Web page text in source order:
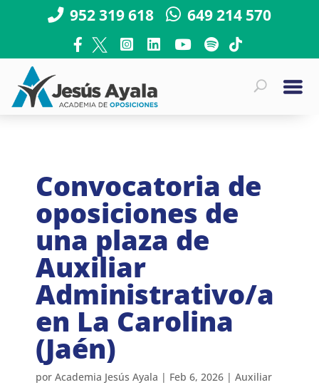
952 319 618 649 214 570
Convocatoria de
oposiciones de
una plaza de
Auxiliar
Administrativo/a
en La Carolina
(Jaén)
porAcademia Jesús Ayala | Feb 6, 2026 |Auxiliar